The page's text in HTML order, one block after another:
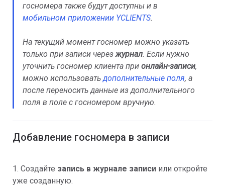
госномера также будут доступны и в
мобильном приложении YCLIENTS.
На текущий момент госномер можно указать
только при записи через журнал. Если нужно
уточнить госномер клиента при онлайн-записи,
можно использовать дополнительные поля, а
после переносить данные из дополнительного
поля в поле с госномером вручную.
Добавление госномера в записи
1. Создайте запись в журнале записи или откройте
уже созданную.